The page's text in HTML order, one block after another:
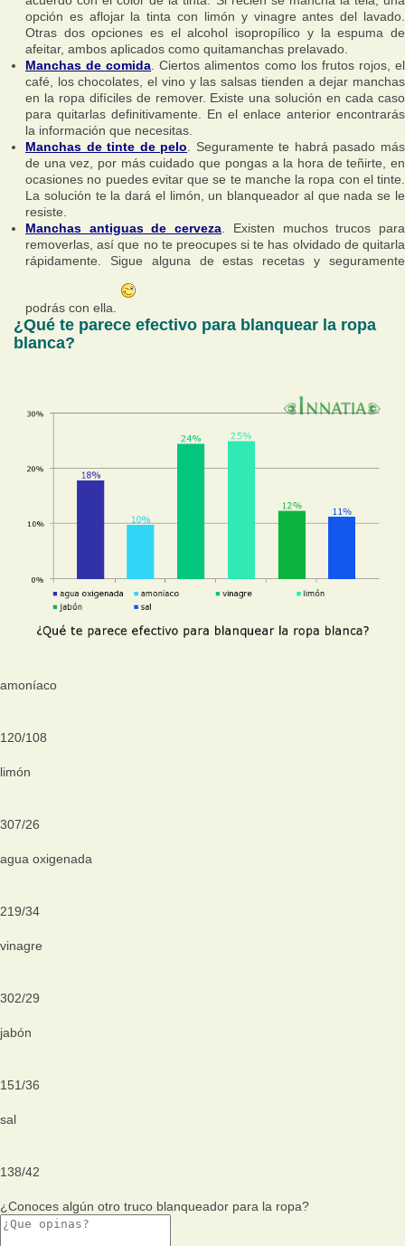
opción es aflojar la tinta con limón y vinagre antes del lavado.
Otras dos opciones es el alcohol isopropílico y la espuma de
afeitar, ambos aplicados como quitamanchas prelavado.
Manchas de comida . Ciertos alimentos como los frutos rojos, el
café, los chocolates, el vino y las salsas tienden a dejar manchas
en la ropa difíciles de remover. Existe una solución en cada caso
para quitarlas definitivamente. En el enlace anterior encontrarás
la información que necesitas.
Manchas de tinte de pelo . Seguramente te habrá pasado más
de una vez, por más cuidado que pongas a la hora de teñirte, en
ocasiones no puedes evitar que se te manche la ropa con el tinte.
La solución te la dará el limón, un blanqueador al que nada se le
resiste.
Manchas antiguas de cerveza . Existen muchos trucos para
removerlas, así que no te preocupes si te has olvidado de quitarla
rápidamente. Sigue alguna de estas recetas y seguramente
podrás con ella.
¿Qué te parece efectivo para blanquear la ropa
blanca?
amoníaco
120/108
limón
307/26
agua oxigenada
219/34
vinagre
302/29
jabón
151/36
sal
138/42
¿Conoces algún otro truco blanqueador para la ropa?